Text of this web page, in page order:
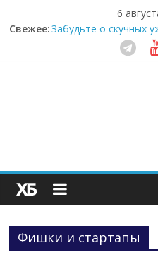
6
Свежее:
Секрет
пребиотиками
здорового питания
Как простая
не забывать о
Фишки и стартапы